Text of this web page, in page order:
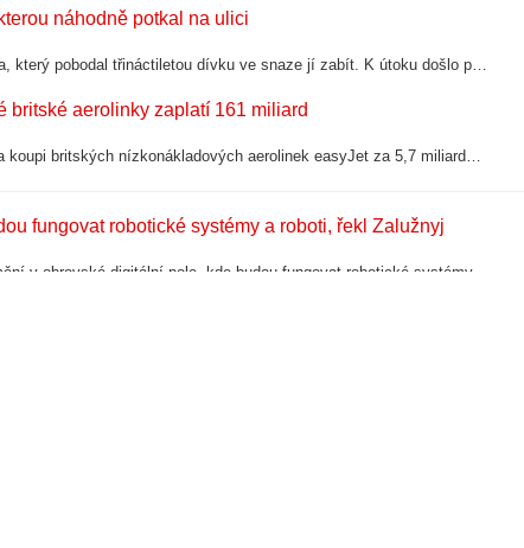
náhodně potkal na ulici
Katalánská policie zatkla v pyrenejském městě Puigcerdà Severoafričana, který pobodal třináctiletou dívku ve snaze jí zabít. K útoku došlo podle místního katalánského deníku El Caso ve středu večer na okraji města.
britské aerolinky zaplatí 161 miliard
Americká investiční společnost Apollo Global Management se dohodla na koupi britských nízkonákladových aerolinek easyJet za 5,7 miliardy liber (zhruba 161 miliard Kč). Firmy o tom dnes informovaly v tiskové zprávě. Oznámení přišlo krátce…
fungovat robotické systémy a roboti, řekl Zalužnyj